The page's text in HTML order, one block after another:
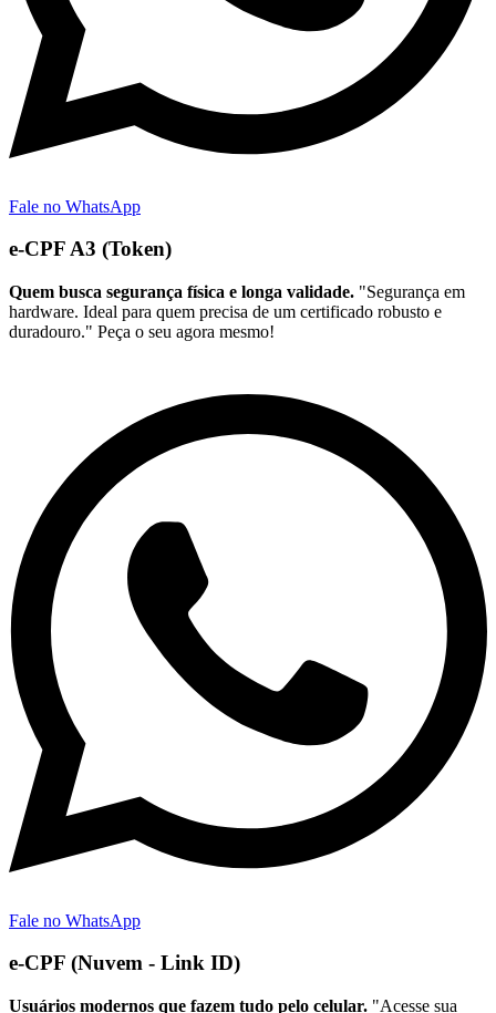
Fale no WhatsApp
e-CPF A3 (Token)
Quem busca segurança física e longa validade. "Segurança em
hardware. Ideal para quem precisa de um certificado robusto e
duradouro." Peça o seu agora mesmo!
Fale no WhatsApp
e-CPF (Nuvem - Link ID)
Usuários modernos que fazem tudo pelo celular. "Acesse sua